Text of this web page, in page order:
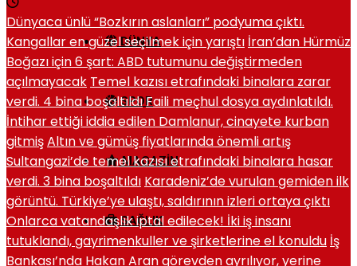
DÜNYA
SPOR
MAGAZIN
SAĞLIK
Dünyaca ünlü “Bozkırın aslanları” podyuma çıktı.
Kangallar en güzel seçilmek için yarıştı İran’dan Hürmüz
Boğazı için 6 şart: ABD tutumunu değiştirmeden
açılmayacak Temel kazısı etrafındaki binalara zarar
verdi. 4 bina boşaltıldıFaili meçhul dosya aydınlatıldı.
İntihar ettiği iddia edilen Damlanur, cinayete kurban
gitmişAltın ve gümüş fiyatlarında önemli artış
Sultangazi’de temel kazısı etrafındaki binalara hasar
verdi. 3 bina boşaltıldı Karadeniz’de vurulan gemiden ilk
görüntü. Türkiye’ye ulaştı, saldırının izleri ortaya çıktı
Onlarca vatandaşlık iptal edilecek! İki iş insanı
tutuklandı, gayrimenkuller ve şirketlerine el konuldu İş
Bankası’nda Hakan Aran görevden ayrılıyor, yerine